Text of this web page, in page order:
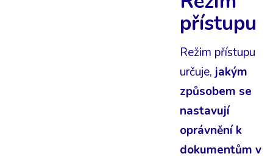
přístupu
Režim přístupu
určuje, jakým
způsobem se
nastavují
oprávnění k
dokumentům v